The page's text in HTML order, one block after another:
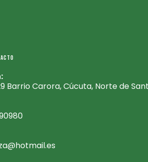
Barrio Carora, Cúcuta, Norte de